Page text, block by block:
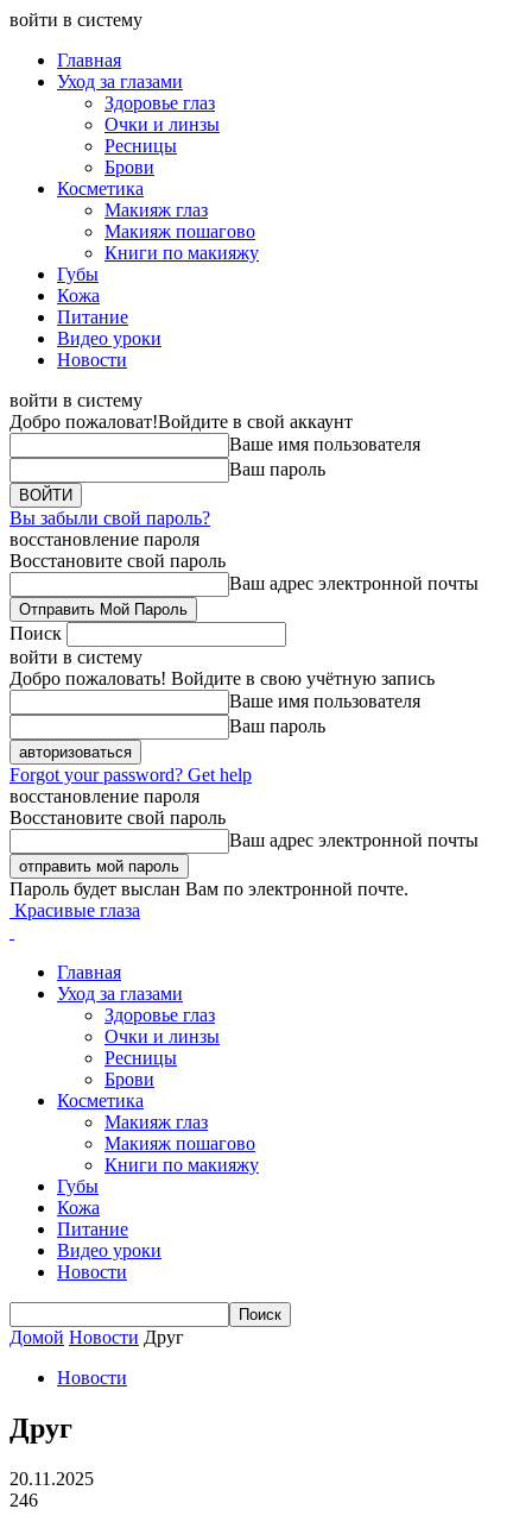
войти в систему
Главная
Уход за глазами
Здоровье глаз
Очки и линзы
Ресницы
Брови
Косметика
Макияж глаз
Макияж пошагово
Книги по макияжу
Губы
Кожа
Питание
Видео уроки
Новости
войти в систему
Добро пожаловат!Войдите в свой аккаунт
Ваше имя пользователя
Ваш пароль
Вы забыли свой пароль?
восстановление пароля
Восстановите свой пароль
Ваш адрес электронной почты
Поиск
войти в систему
Добро пожаловать! Войдите в свою учётную запись
Ваше имя пользователя
Ваш пароль
Forgot your password? Get help
восстановление пароля
Восстановите свой пароль
Ваш адрес электронной почты
Пароль будет выслан Вам по электронной почте.
Красивые глаза
Главная
Уход за глазами
Здоровье глаз
Очки и линзы
Ресницы
Брови
Косметика
Макияж глаз
Макияж пошагово
Книги по макияжу
Губы
Кожа
Питание
Видео уроки
Новости
Домой Новости Друг
Новости
Друг
20.11.2025
246